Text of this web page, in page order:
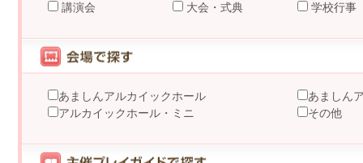
講演会
大会・式典 学校行事
あましんアルカイックホール
あましん
アルカイックホール・ミニ
その他